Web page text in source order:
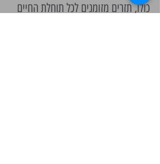
כולו, תזרים מזומנים לכל תוחלת החיים